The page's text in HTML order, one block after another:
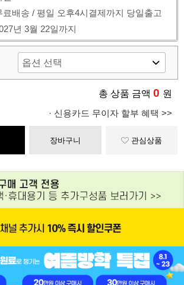
료배송 / 평일 오후4시결제까지 당일출고
년 3월 22일까지
총 상품 금액 0 원
· 신용카드 무이자 할부 혜택 >>
장바구니 관심상품